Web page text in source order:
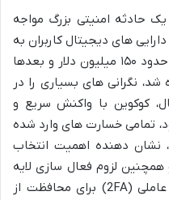
با یک حادثه امنیتی بزرگ مواجه
های دیجیتال کاربران به
سرقت رفت. این رویداد، که در ابتدا حدود ۱۵۰ میلیون دلار و بعدها
زده شد، نگرانی های بسیاری را در
کوکوین با واکنش سریع و
تمامی خسارت های وارد شده
نشان دهنده اهمیت انتخاب
همچنین لزوم فعال سازی لایه
های امنیتی شخصی نظیر تأیید دو عاملی (2FA) برای محافظت از